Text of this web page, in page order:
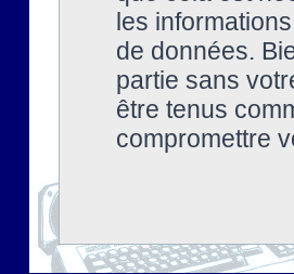
les
de données.
partie sans
être tenus
compromettre